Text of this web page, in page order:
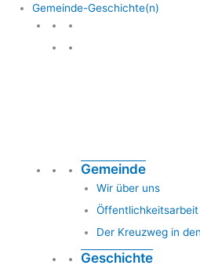
Gemeinde-Geschichte(n)
Gemeinde
Wir über uns
Öffentlichkeitsarbeit
Der Kreuzweg in
Geschichte